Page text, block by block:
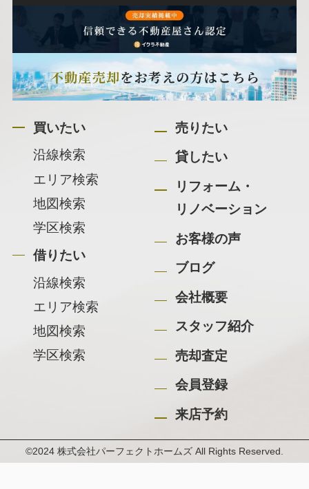
買いたい
沿線検索
エリア検索
地図検索
学区検索
借りたい
沿線検索
エリア検索
地図検索
学区検索
売りたい
貸したい
リフォーム・
リノベーション
お客様の声
ブログ
会社概要
スタッフ紹介
売却査定
会員登録
来店予約
©2024 株式会社パーフェクトホームズ All Rights Reserved.